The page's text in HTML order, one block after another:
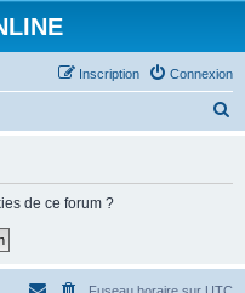
Connexion
Inscription
de ce forum ?